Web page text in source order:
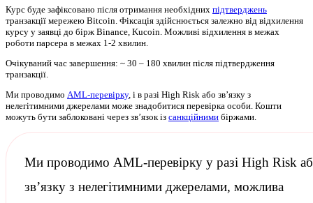
Курс буде зафіксовано після отримання необхідних підтверджень
транзакції мережею Bitcoin. Фіксація здійснюється залежно від відхилення
курсу у заявці до бірж Binance, Kucoin. Можливі відхилення в межах
роботи парсера в межах 1-2 хвилин.
Очікуваний час завершення: ~ 30 – 180 хвилин після підтвердження
транзакції.
Ми проводимо AML-перевірку, і в разі High Risk або зв’язку з
нелегітимними джерелами може знадобитися перевірка особи. Кошти
можуть бути заблоковані через зв’язок із санкційними біржами.
Ми проводимо AML-перевіркуу разі High Risk
зв’язку з нелегітимними джерелами, можлива